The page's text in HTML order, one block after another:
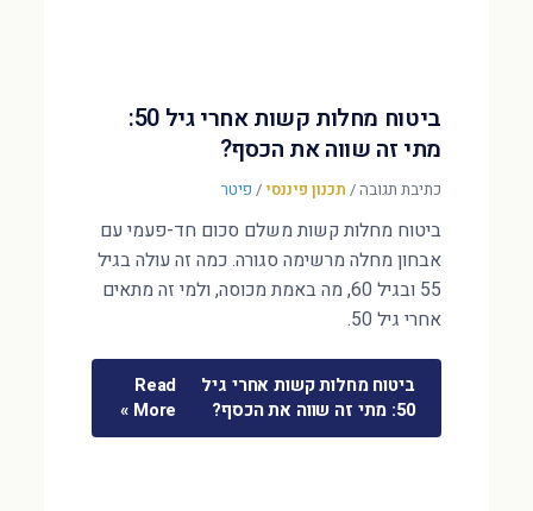
ביטוח מחלות קשות אחרי גיל 50:
מתי זה שווה את הכסף?
כתיבת תגובה/ תכנון פיננסי/ פיטר
ביטוח מחלות קשות משלם סכום חד-פעמי עם
אבחון מחלה מרשימה סגורה. כמה זה עולה בגיל
55 ובגיל 60, מה באמת מכוסה, ולמי זה מתאים
אחרי גיל 50.
ביטוח מחלות קשות אחרי גיל
50: מתי זה שווה את הכסף?
Read
More »